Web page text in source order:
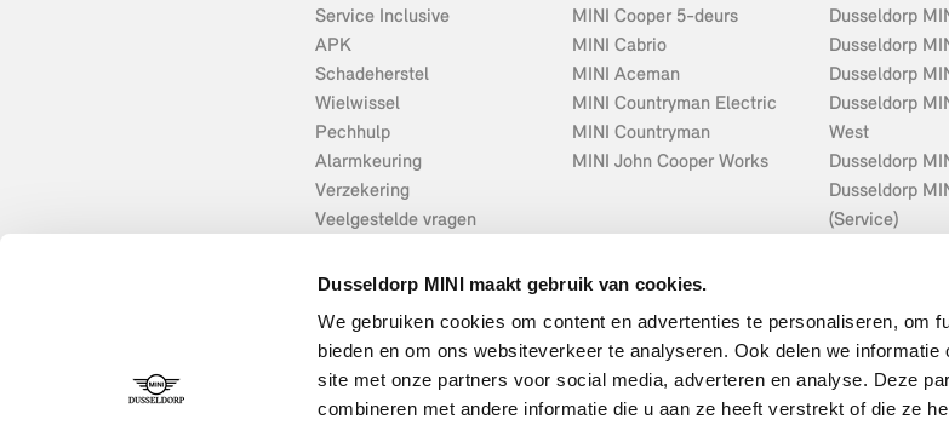
Dusseldorp MINI maakt gebruik van cookies.
We gebruiken cookies om content en advertenties te personaliseren, om
bieden en om ons websiteverkeer te analyseren. Ook delen we informatie
site met onze partners voor social media, adverteren en analyse. Deze
combineren met andere informatie die u aan ze heeft verstrekt of die ze
Service Inclusive
APK
Schadeherstel
Wielwissel
Pechhulp
Alarmkeuring
Verzekering
Veelgestelde vragen
MINI Cooper 5-deurs
MINI Cabrio
MINI Aceman
MINI Countryman Electric
MINI Countryman
MINI John Cooper Works
Dusseldorp
Dusseldorp
Dusseldorp
Dusseldorp
West
Dusseldorp
Dusseldorp
(Service)
(Service)
Dusseldorp
(Service)